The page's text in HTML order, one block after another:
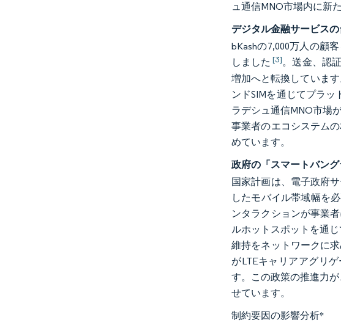
ュ通信MNO市場内に新
デジタル金融サービス
bKashの7,000万人の顧
しました[3]。送金、認
増加へと転換していま
ンドSIMを通じてプラ
ラデシュ通信MNO市場
事業者のエコシステム
めています。
政府の「スマートバン
国家計画は、電子政府
したモバイル帯域幅を
ンタラクションが事業
ルホットスポットを通
維持をネットワークに
がLTEキャリアアグリ
す。この政策の推進力
せています。
制約要因の影響分析*